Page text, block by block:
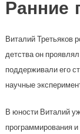
Ранние
Виталий Третьяков
детства он
поддерживали его
научные
В юности Виталий
программирования